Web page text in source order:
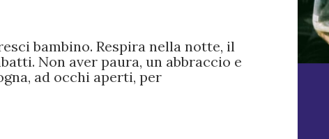
bambino. Respira nella notte, il
Non aver paura, un abbraccio e
ad occhi aperti, per